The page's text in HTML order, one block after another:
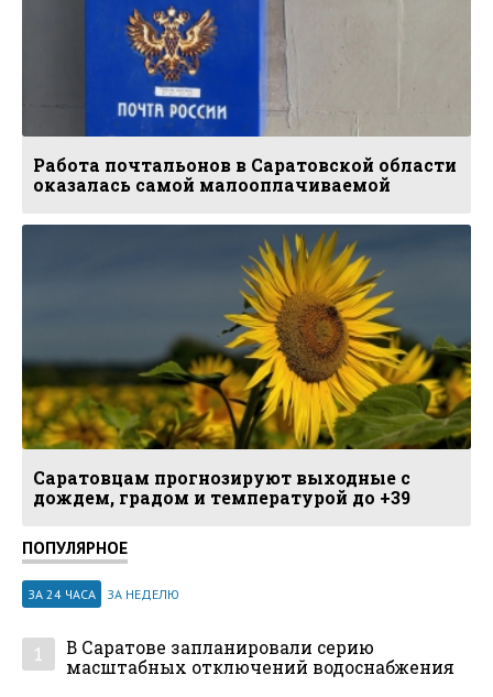
Работа почтальонов в Саратовской области
оказалась самой малооплачиваемой
Саратовцам прогнозируют выходные с
дождем, градом и температурой до +39
ПОПУЛЯРНОЕ
ЗА 24 ЧАСА ЗА НЕДЕЛЮ
1
В Саратове запланировали серию
масштабных отключений водоснабжения